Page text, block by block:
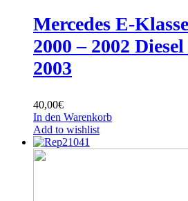
Mercedes E-
2000 – 2002
2003
40,00€
In den Warenkorb
Add to wishlist